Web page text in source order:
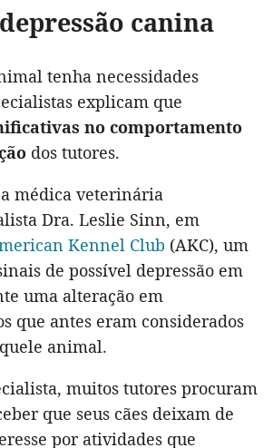
canina
tenha necessidades
explicam que
no comportamento
dos tutores.
médica veterinária
Dra. Leslie Sinn, em
Kennel Club (AKC), um
de possível depressão em
uma alteração em
que antes eram considerados
animal.
muitos tutores procuram
que seus cães deixam de
por atividades que